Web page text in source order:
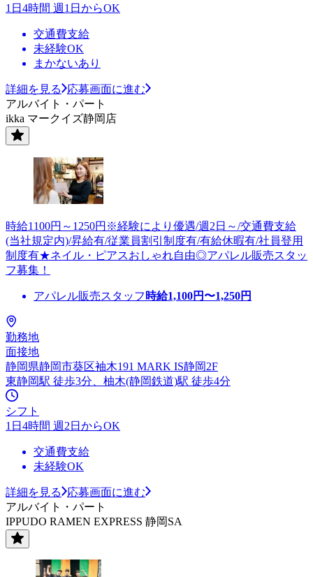
1日4時間 週1日からOK
交通費支給
未経験OK
まかないあり
詳細を見る
応募画面に進む
アルバイト・パート
ikka マークイズ静岡店
時給1100円～1250円※経験により優遇/週2日～/交通費支給
(当社規定内)/昇給有/従業員割引制度有/有給休暇有/社員登用
制度有★ネイル・ピアスおしゃれ自由◎アパレル販売スタッ
フ募集！
アパレル販売スタッフ 時給1,100円〜1,250円
勤務地
面接地
静岡県静岡市葵区袖木191 MARK IS静岡2F
東静岡駅 徒歩3分、柚木(静岡鉄道)駅 徒歩4分
シフト
1日4時間 週2日からOK
交通費支給
未経験OK
詳細を見る
応募画面に進む
アルバイト・パート
IPPUDO RAMEN EXPRESS 静岡SA